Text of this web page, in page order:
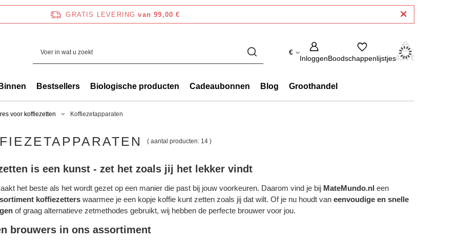
GRATIS LEVERING van 99,00 €
€
InloggenBoodschappenlijstjes0,00 €
Bestsellers Biologische producten Cadeaubonnen Blog Groothandel
voor koffiezetten Koffiezetapparaten
( aantal producten: 14 )
is een kunst - zet het zoals jij het lekker vindt
het beste als het wordt gezet op een manier die past bij jouw voorkeuren. Daarom vind je bij MateMundo.nl een
koffiezetters waarmee je een kopje koffie kunt zetten zoals jij dat wilt. Of je nu houdt van eenvoudige en snelle
of graag alternatieve zetmethodes gebruikt, wij hebben de perfecte brouwer voor jou.
brouwers in ons assortiment